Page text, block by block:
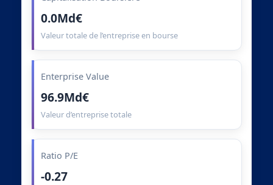
0.0Md€
Valeur totale de l’entreprise en bourse
Enterprise Value
96.9Md€
Valeur d’entreprise totale
Ratio P/E
-0.27